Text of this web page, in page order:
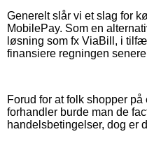
Generelt slår vi et slag for
MobilePay. Som en
løsning som fx ViaBill, i
finansiere regningen
Forud for at folk shopper
forhandler burde man de
handelsbetingelser, dog er